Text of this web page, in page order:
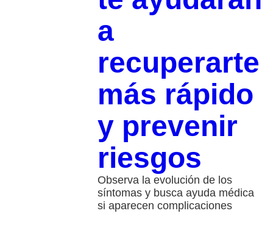
a
recuperarte
más rápido
y prevenir
riesgos
Observa la evolución de los
síntomas y busca ayuda médica
si aparecen complicaciones